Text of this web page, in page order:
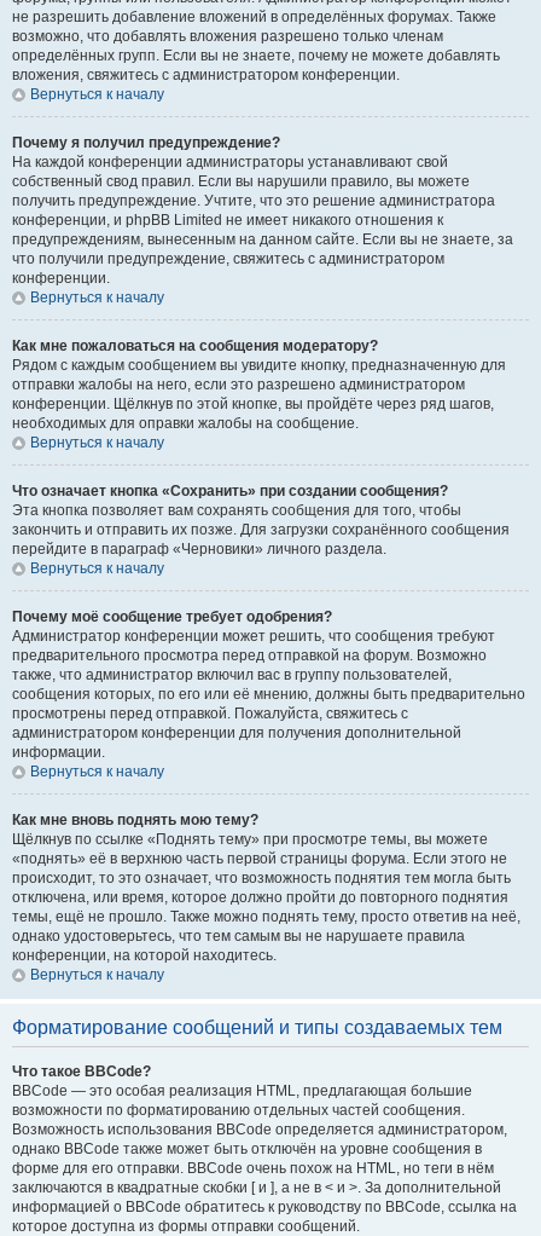
не разрешить добавление вложений в определённых форумах. Также
возможно, что добавлять вложения разрешено только членам
определённых групп. Если вы не знаете, почему не можете добавлять
вложения, свяжитесь с администратором конференции.
Вернуться к началу
Почему я получил предупреждение?
На каждой конференции администраторы устанавливают свой
собственный свод правил. Если вы нарушили правило, вы можете
получить предупреждение. Учтите, что это решение администратора
конференции, и phpBB Limited не имеет никакого отношения к
предупреждениям, вынесенным на данном сайте. Если вы не знаете, за
что получили предупреждение, свяжитесь с администратором
конференции.
Вернуться к началу
Как мне пожаловаться на сообщения модератору?
Рядом с каждым сообщением вы увидите кнопку, предназначенную для
отправки жалобы на него, если это разрешено администратором
конференции. Щёлкнув по этой кнопке, вы пройдёте через ряд шагов,
необходимых для оправки жалобы на сообщение.
Вернуться к началу
Что означает кнопка «Сохранить» при создании сообщения?
Эта кнопка позволяет вам сохранять сообщения для того, чтобы
закончить и отправить их позже. Для загрузки сохранённого сообщения
перейдите в параграф «Черновики» личного раздела.
Вернуться к началу
Почему моё сообщение требует одобрения?
Администратор конференции может решить, что сообщения требуют
предварительного просмотра перед отправкой на форум. Возможно
также, что администратор включил вас в группу пользователей,
сообщения которых, по его или её мнению, должны быть предварительно
просмотрены перед отправкой. Пожалуйста, свяжитесь с
администратором конференции для получения дополнительной
информации.
Вернуться к началу
Как мне вновь поднять мою тему?
Щёлкнув по ссылке «Поднять тему» при просмотре темы, вы можете
«поднять» её в верхнюю часть первой страницы форума. Если этого не
происходит, то это означает, что возможность поднятия тем могла быть
отключена, или время, которое должно пройти до повторного поднятия
темы, ещё не прошло. Также можно поднять тему, просто ответив на неё,
однако удостоверьтесь, что тем самым вы не нарушаете правила
конференции, на которой находитесь.
Вернуться к началу
Форматирование сообщений и типы создаваемых тем
Что такое BBCode?
BBCode — это особая реализация HTML, предлагающая большие
возможности по форматированию отдельных частей сообщения.
Возможность использования BBCode определяется администратором,
однако BBCode также может быть отключён на уровне сообщения в
форме для его отправки. BBCode очень похож на HTML, но теги в нём
заключаются в квадратные скобки [ и ], а не в < и >. За дополнительной
информацией о BBCode обратитесь к руководству по BBCode, ссылка на
которое доступна из формы отправки сообщений.